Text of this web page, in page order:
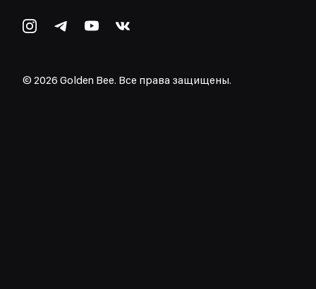
© 2026 Golden Bee. Все права защищены.